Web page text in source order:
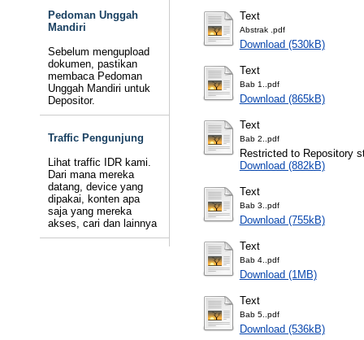
Pedoman Unggah
Mandiri
Sebelum mengupload
dokumen, pastikan
membaca Pedoman
Unggah Mandiri untuk
Depositor.
Traffic Pengunjung
Lihat traffic IDR kami.
Dari mana mereka
datang, device yang
dipakai, konten apa
saja yang mereka
akses, cari dan lainnya
Text
Abstrak .pdf
Download (530kB)
Text
Bab 1..pdf
Download (865kB)
Text
Bab 2..pdf
Restricted to Repository
Download (882kB)
Text
Bab 3..pdf
Download (755kB)
Text
Bab 4..pdf
Download (1MB)
Text
Bab 5..pdf
Download (536kB)